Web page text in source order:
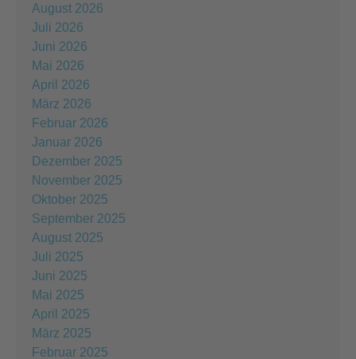
August 2026
Juli 2026
Juni 2026
Mai 2026
April 2026
März 2026
Februar 2026
Januar 2026
Dezember 2025
November 2025
Oktober 2025
September 2025
August 2025
Juli 2025
Juni 2025
Mai 2025
April 2025
März 2025
Februar 2025